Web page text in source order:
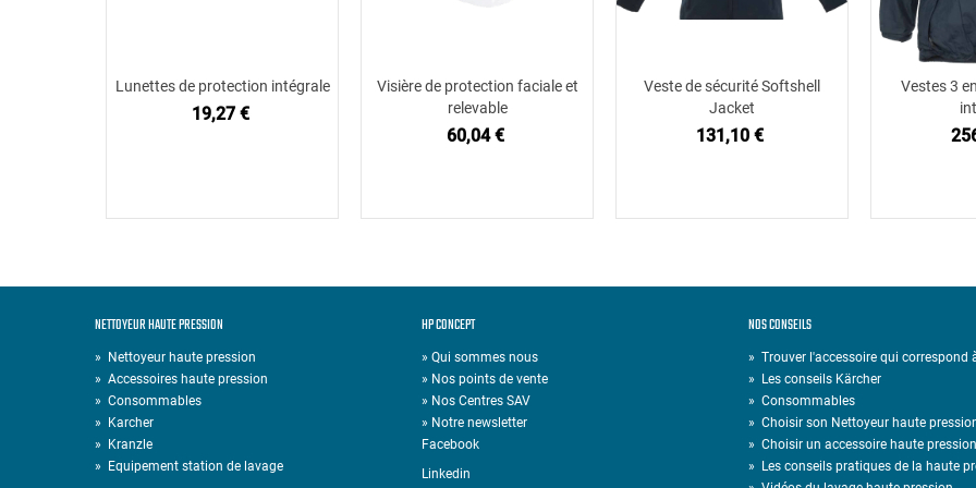
Ajouter au panier
Lunettes de protection intégrale
19,27 €
Ajouter au panier
Visière de protection faciale et
relevable
60,04 €
Ajouter au panier
Veste de sécurité Softshell
Jacket
131,10 €
Vestes 3
NETTOYEUR HAUTE PRESSION
» Nettoyeur haute pression
» Accessoires haute pression
» Consommables
» Karcher
» Kranzle
» Equipement station de lavage
HP CONCEPT
» Qui sommes nous
» Nos points de vente
» Nos Centres SAV
» Notre newsletter
Facebook
Linkedin
NOS CONSEILS
» Trouver l'accessoire qui correspond
» Les conseils Kärcher
» Consommables
» Choisir son Nettoyeur haute
» Choisir un accessoire haute
» Les conseils pratiques de la haute